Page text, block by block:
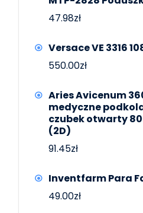
47.98zł
Versace VE 3316
550.00zł
Aries Avicenum
medyczne
czubek otwarty
(2D)
91.45zł
Inventfarm Para
49.00zł